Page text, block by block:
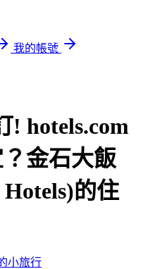
我的帳號
! hotels.com
金石大飯
的住
小旅行